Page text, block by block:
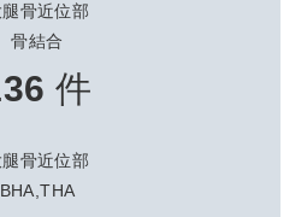
腿骨近位部
骨結合
件
腿骨近位部
BHA,THA